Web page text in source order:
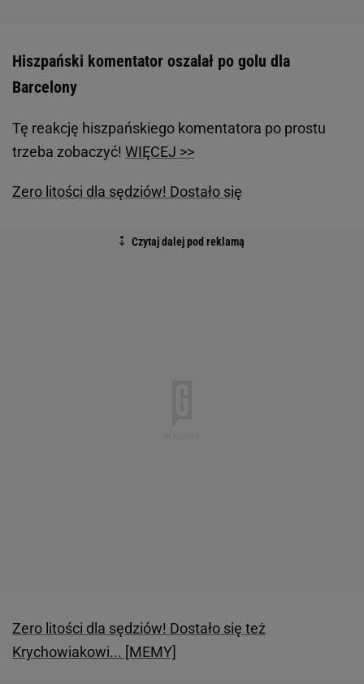
Hiszpański komentator oszalał po golu dla
Barcelony
Tę reakcję hiszpańskiego komentatora po prostu
trzeba zobaczyć! WIĘCEJ >>
Zero litości dla sędziów! Dostało się
Zero litości dla sędziów! Dostało się też
Krychowiakowi... [MEMY]